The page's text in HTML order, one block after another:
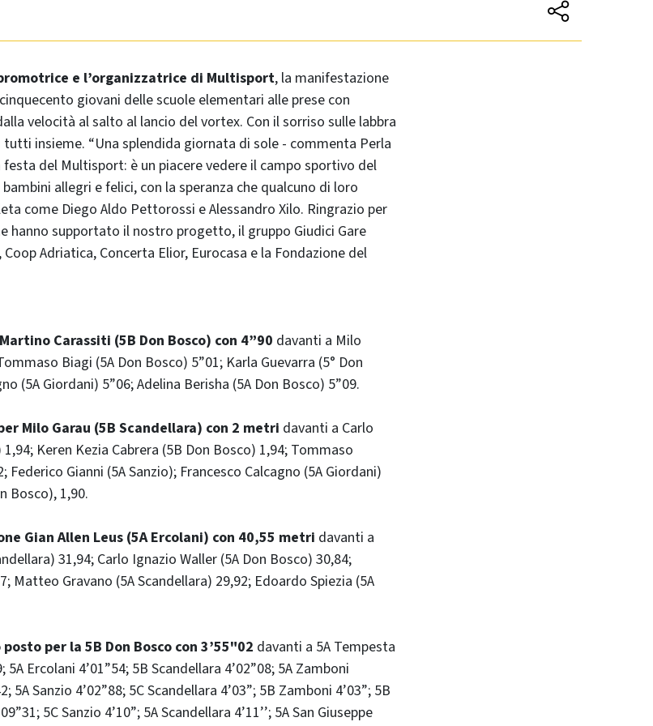
e l’organizzatrice di Multisport, la manifestazione
giovani delle scuole elementari alle prese con
velocità al salto al lancio del vortex. Con il sorriso sulle labbra
insieme. “Una splendida giornata di sole - commenta Perla
del Multisport: è un piacere vedere il campo sportivo del
allegri e felici, con la speranza che qualcuno di loro
come Diego Aldo Pettorossi e Alessandro Xilo. Ringrazio per
supportato il nostro progetto, il gruppo Giudici Gare
Adriatica, Concerta Elior, Eurocasa e la Fondazione del
Carassiti (5B Don Bosco) con 4”90 davanti a Milo
Biagi (5A Don Bosco) 5”01; Karla Guevarra (5° Don
(5A Giordani) 5”06; Adelina Berisha (5A Don Bosco) 5”09.
Milo Garau (5B Scandellara) con 2 metri davanti a Carlo
Keren Kezia Cabrera (5B Don Bosco) 1,94; Tommaso
Federico Gianni (5A Sanzio); Francesco Calcagno (5A Giordani)
Bosco), 1,90.
Gian Allen Leus (5A Ercolani) con 40,55 metri davanti a
31,94; Carlo Ignazio Waller (5A Don Bosco) 30,84;
Matteo Gravano (5A Scandellara) 29,92; Edoardo Spiezia (5A
per la 5B Don Bosco con 3’55"02 davanti a 5A Tempesta
5A Ercolani 4’01”54; 5B Scandellara 4’02”08; 5A Zamboni
5A Sanzio 4’02”88; 5C Scandellara 4’03”; 5B Zamboni 4’03”; 5B
5C Sanzio 4’10”; 5A Scandellara 4’11’’; 5A San Giuseppe